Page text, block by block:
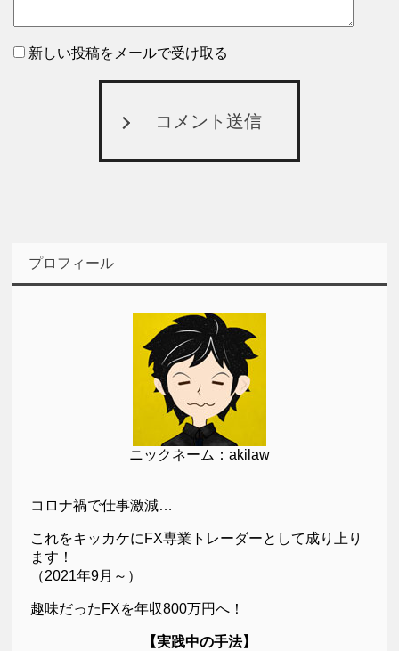
新しい投稿をメールで受け取る
コメント送信
プロフィール
ニックネーム：akilaw
コロナ禍で仕事激減…
これをキッカケにFX専業トレーダーとして成り上り
ます！
（2021年9月～）
趣味だったFXを年収800万円へ！
【実践中の手法】